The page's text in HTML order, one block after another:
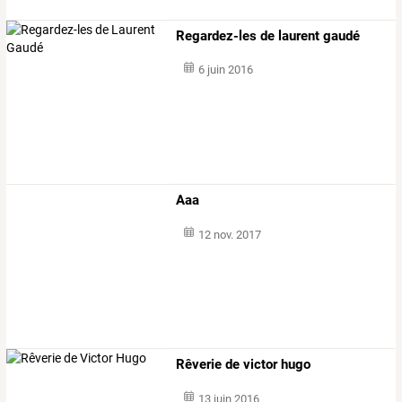
Regardez-les de laurent gaudé
6 juin 2016
Aaa
12 nov. 2017
Rêverie de victor hugo
13 juin 2016